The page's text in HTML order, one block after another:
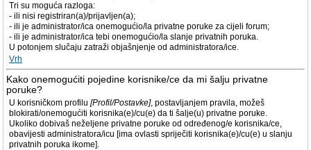
Tri su moguća razloga:
- ili nisi registriran(a)/prijavljen(a);
- ili je administrator/ica onemogućio/la privatne poruke za cijeli forum;
- ili je administrator/ica tebi onemogućio/la slanje privatnih poruka.
U potonjem slučaju zatraži objašnjenje od administratora/ice.
Vrh
Kako onemogućiti pojedine korisnike/ce da mi šalju privatne
poruke?
U korisničkom profilu [Profil/Postavke], postavljanjem pravila, možeš
blokirati/onemogućiti korisnika(e)/cu(e) da ti šalje(u) privatne poruke.
Ukoliko dobivaš neželjene privatne poruke od određenog/e korisnika/ce,
obavijesti administratora/icu [ima ovlasti spriječiti korisnika(e)/cu(e) u slanju
privatnih poruka ikome].